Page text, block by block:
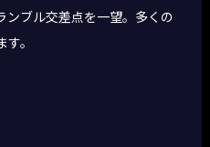
ンブル交差点を一望。多くの
。